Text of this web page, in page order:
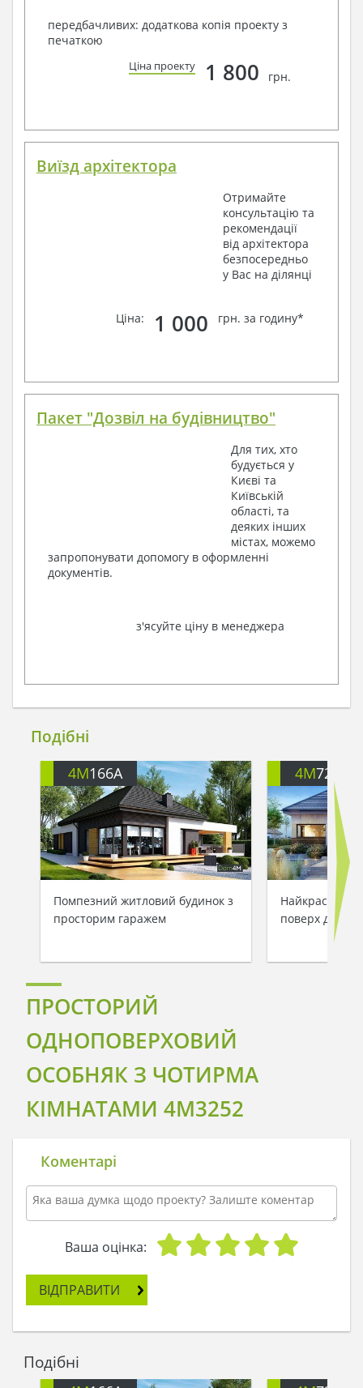
передбачливих: додаткова копія проекту з
печаткою
Ціна проекту 1 800 грн.
Виїзд архітектора
Отримайте
консультацію та
рекомендації
від архітектора
безпосередньо
у Вас на ділянці
Ціна: 1 000 грн. за годину*
Пакет "Дозвіл на будівництво"
Для тих, хто
будується у
Києві та
Київській
області, та
деяких інших
містах, можемо
запропонувати допомогу в оформленні
документів.
з'ясуйте ціну в менеджера
Подібні
4M166A
Помпезний житловий будинок з
просторим гаражем
4M722
поверх для
ПРОСТОРИЙ
ОДНОПОВЕРХОВИЙ
ОСОБНЯК З ЧОТИРМА
КІМНАТАМИ 4M3252
Коментарі
Ваша оцінка:
ВІДПРАВИТИ
Подібні